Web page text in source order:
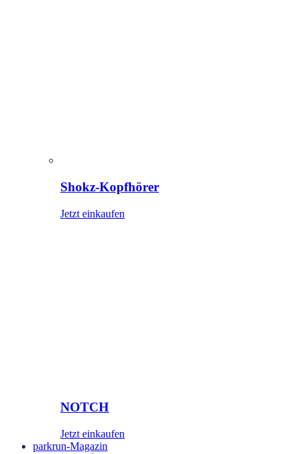
Shokz-Kopfhörer
Jetzt einkaufen
NOTCH
Jetzt einkaufen
parkrun-Magazin